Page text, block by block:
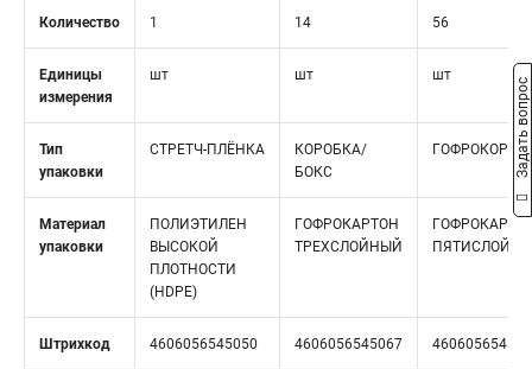
Количество 1 14 56
Единицы
измерения
шт шт шт
Тип
упаковки
СТРЕТЧ-ПЛЁНКА
КОРОБКА/
БОКС
ГОФРОКОРОБ
Материал
упаковки
ПОЛИЭТИЛЕН
ВЫСОКОЙ
ПЛОТНОСТИ
(HDPE)
ГОФРОКАРТОН
ТРЕХСЛОЙНЫЙ
Штрихкод 4606056545050 4606056545067
Задать вопрос